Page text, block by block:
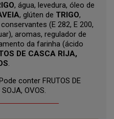
, água, levedura, óleo de
, glúten de TRIGO,
(E 282, E 200,
aromas, regulador de
da farinha (ácido
DE CASCA RIJA,
.
conter FRUTOS DE
OVOS.